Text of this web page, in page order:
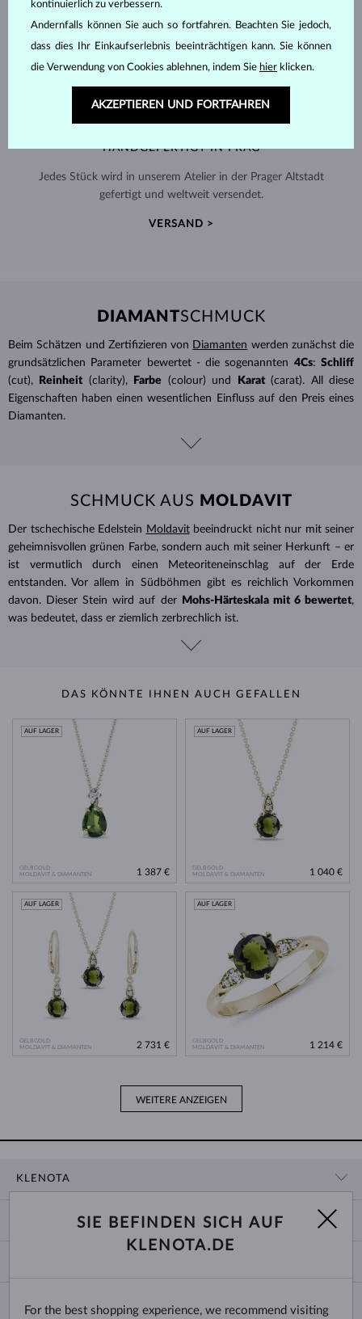
HANDGEFERTIGT IN PRAG
Jedes Stück wird in unserem Atelier in der Prager Altstadt
gefertigt und weltweit versendet.
VERSAND >
DIAMANTSCHMUCK
Beim Schätzen und Zertifizieren von Diamanten werden zunächst die
grundsätzlichen Parameter bewertet - die sogenannten 4Cs: Schliff
(cut),
Reinheit (clarity), Farbe (colour) und Karat (carat). All diese
Eigenschaften haben einen wesentlichen Einfluss auf den Preis eines
Diamanten.
SCHMUCK AUS MOLDAVIT
Der tschechische Edelstein Moldavitbeeindruckt nicht nur mit seiner
geheimnisvollen grünen Farbe, sondern auch mit seiner Herkunft – er
ist vermutlich durch einen Meteoriteneinschlag auf der Erde
entstanden. Vor allem in Südböhmen gibt es reichlich Vorkommen
davon. Dieser Stein wird auf der
Mohs-Härteskala mit 6 bewertet,
was bedeutet, dass er ziemlich zerbrechlich ist.
DAS KÖNNTE IHNEN AUCH GEFALLEN
GELBGOLD
MOLDAVIT & DIAMANTEN
AUF LAGER
1 387 €
GELBGOLD
MOLDAVIT & DIAMANTEN
AUF LAGER
1 040 €
GELBGOLD
MOLDAVIT & DIAMANTEN
AUF LAGER
2 731 €
GELBGOLD
MOLDAVIT & DIAMANTEN
AUF LAGER
1 214 €
WEITERE ANZEIGEN
KLENOTA
BLOG
ZAHLUNG UND VERSAND
TRAURINGE AUSWÄHLEN
KETTENGRÖSSEN UND -ARTEN
kontinuierlich zu verbessern.
Andernfalls können Sie auch so fortfahren. Beachten Sie jedoch,
dass dies Ihr Einkaufserlebnis beeinträchtigen kann. Sie können
die Verwendung von Cookies ablehnen, indem Sie hier klicken.
AKZEPTIEREN UND FORTFAHREN
SIE BEFINDEN SICH AUF
KLENOTA.DE
For the best shopping experience, we recommend visiting